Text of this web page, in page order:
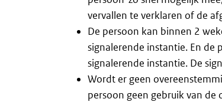
vervallen te verklaren of de
De persoon kan binnen 2
signalerende instantie. En
signalerende instantie. De
Wordt er geen
persoon geen gebruik van